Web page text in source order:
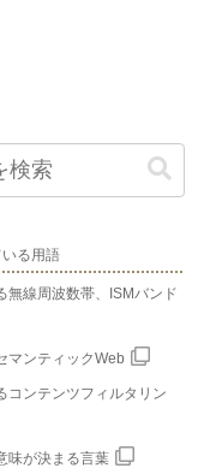
る用語
無線周波数帯、ISMバンド
マンティックWeb
コンテンツフィルタリン
味が決まる言葉